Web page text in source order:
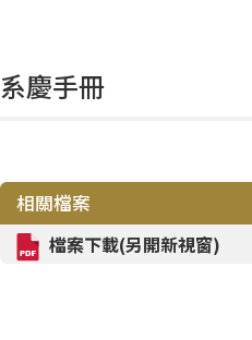
系慶手冊
相關檔案
檔案下載(另開新視窗)